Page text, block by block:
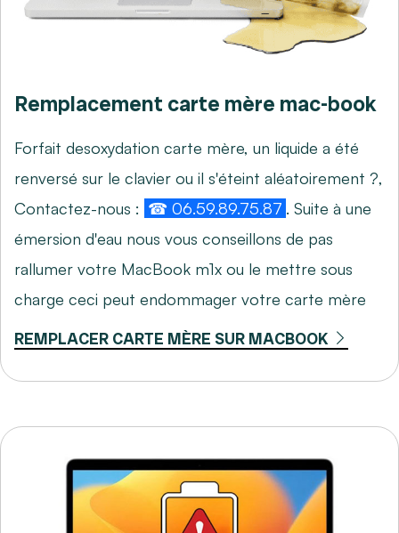
Remplacement carte mère mac-book
Forfait desoxydation carte mère, un liquide a été
renversé sur le clavier ou il s'éteint aléatoirement ?,
Contactez-nous : ☎ 06.59.89.75.87 . Suite à une
émersion d'eau nous vous conseillons de pas
rallumer votre MacBook m1x ou le mettre sous
charge ceci peut endommager votre carte mère
REMPLACER CARTE MÈRE SUR MACBOOK